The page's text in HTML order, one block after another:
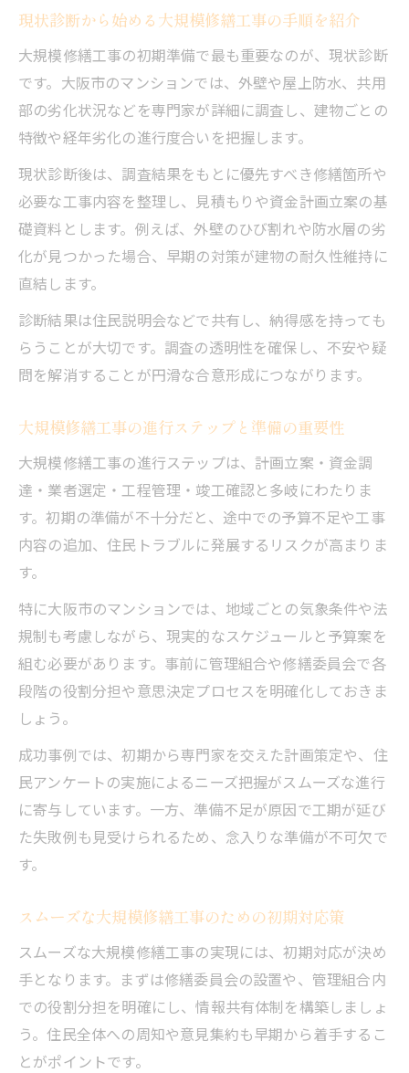
現状診断から始める大規模修繕工事の手順を紹介
大規模修繕工事の初期準備で最も重要なのが、現状診断
です。大阪市のマンションでは、外壁や屋上防水、共用
部の劣化状況などを専門家が詳細に調査し、建物ごとの
特徴や経年劣化の進行度合いを把握します。
現状診断後は、調査結果をもとに優先すべき修繕箇所や
必要な工事内容を整理し、見積もりや資金計画立案の基
礎資料とします。例えば、外壁のひび割れや防水層の劣
化が見つかった場合、早期の対策が建物の耐久性維持に
直結します。
診断結果は住民説明会などで共有し、納得感を持っても
らうことが大切です。調査の透明性を確保し、不安や疑
問を解消することが円滑な合意形成につながります。
大規模修繕工事の進行ステップと準備の重要性
大規模修繕工事の進行ステップは、計画立案・資金調
達・業者選定・工程管理・竣工確認と多岐にわたりま
す。初期の準備が不十分だと、途中での予算不足や工事
内容の追加、住民トラブルに発展するリスクが高まりま
す。
特に大阪市のマンションでは、地域ごとの気象条件や法
規制も考慮しながら、現実的なスケジュールと予算案を
組む必要があります。事前に管理組合や修繕委員会で各
段階の役割分担や意思決定プロセスを明確化しておきま
しょう。
成功事例では、初期から専門家を交えた計画策定や、住
民アンケートの実施によるニーズ把握がスムーズな進行
に寄与しています。一方、準備不足が原因で工期が延び
た失敗例も見受けられるため、念入りな準備が不可欠で
す。
スムーズな大規模修繕工事のための初期対応策
スムーズな大規模修繕工事の実現には、初期対応が決め
手となります。まずは修繕委員会の設置や、管理組合内
での役割分担を明確にし、情報共有体制を構築しましょ
う。住民全体への周知や意見集約も早期から着手するこ
とがポイントです。